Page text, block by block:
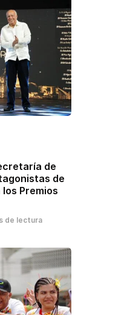
de
de
Premios
de lectura